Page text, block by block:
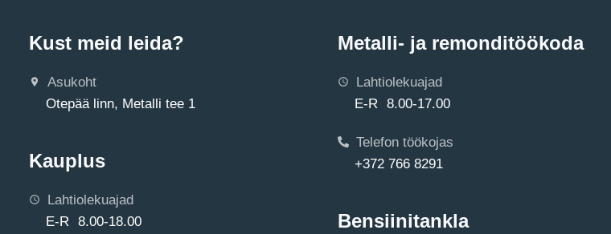
Kust meid leida?
Asukoht
Otepää linn, Metalli tee 1
Kauplus
Lahtiolekuajad
E-R 8.00-18.00
Metalli- ja remonditöökoda
Lahtiolekuajad
E-R 8.00-17.00
Telefon töökojas
+372 766 8291
Bensiinitankla